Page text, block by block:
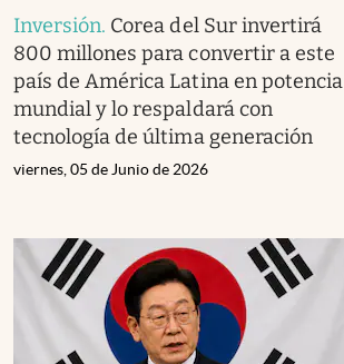
Inversión. Corea del Sur invertirá
800 millones para convertir a este
país de América Latina en potencia
mundial y lo respaldará con
tecnología de última generación
viernes, 05 de Junio de 2026